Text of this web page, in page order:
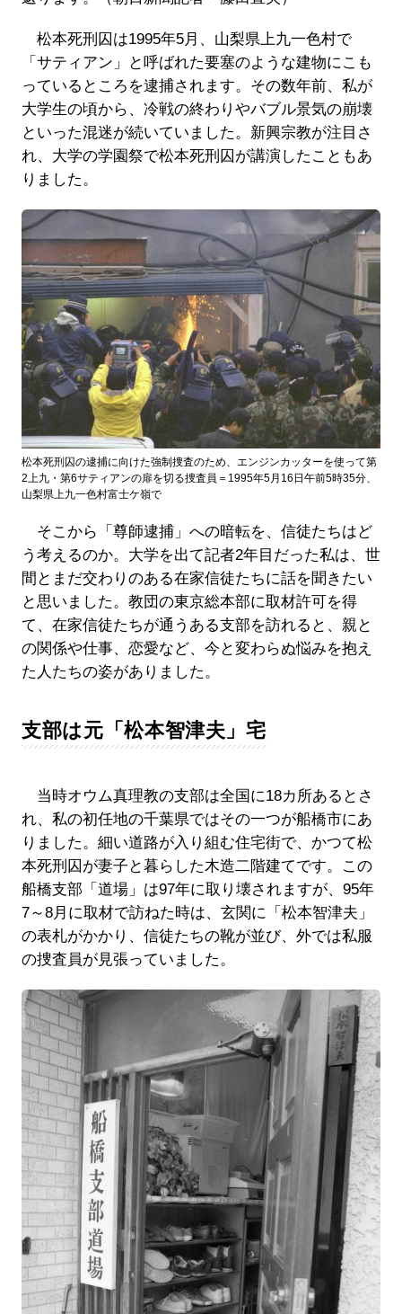
松本死刑囚は1995年5月、山梨県上九一色村で
「サティアン」と呼ばれた要塞のような建物にこも
っているところを逮捕されます。その数年前、私が
大学生の頃から、冷戦の終わりやバブル景気の崩壊
といった混迷が続いていました。新興宗教が注目さ
れ、大学の学園祭で松本死刑囚が講演したこともあ
りました。
松本死刑囚の逮捕に向けた強制捜査のため、エンジンカッターを使って第
2上九・第6サティアンの扉を切る捜査員＝1995年5月16日午前5時35分、
山梨県上九一色村富士ケ嶺で
そこから「尊師逮捕」への暗転を、信徒たちはど
う考えるのか。大学を出て記者2年目だった私は、世
間とまだ交わりのある在家信徒たちに話を聞きたい
と思いました。教団の東京総本部に取材許可を得
て、在家信徒たちが通うある支部を訪れると、親と
の関係や仕事、恋愛など、今と変わらぬ悩みを抱え
た人たちの姿がありました。
支部は元「松本智津夫」宅
当時オウム真理教の支部は全国に18カ所あるとさ
れ、私の初任地の千葉県ではその一つが船橋市にあ
りました。細い道路が入り組む住宅街で、かつて松
本死刑囚が妻子と暮らした木造二階建てです。この
船橋支部「道場」は97年に取り壊されますが、95年
7～8月に取材で訪ねた時は、玄関に「松本智津夫」
の表札がかかり、信徒たちの靴が並び、外では私服
の捜査員が見張っていました。